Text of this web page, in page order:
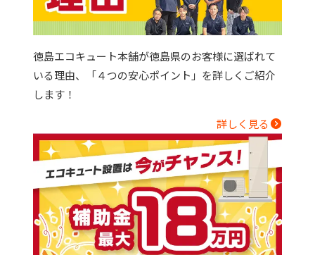
徳島エコキュート本舗が徳島県のお客様に選ばれて
いる理由、「４つの安心ポイント」を詳しくご紹介
します！
詳しく見る